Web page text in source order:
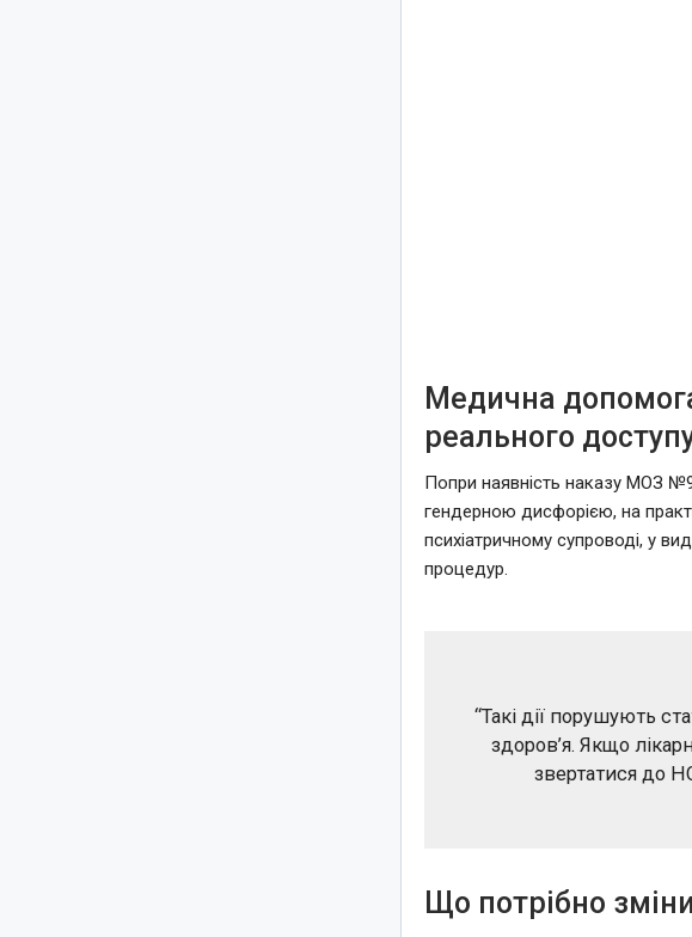
Медична
реального
Попри наявність наказу МОЗ
гендерною дисфорією, на
психіатричному супроводі, у
процедур.
“Такі дії порушують
здоров’я. Якщо
звертатися до
Що потрібно